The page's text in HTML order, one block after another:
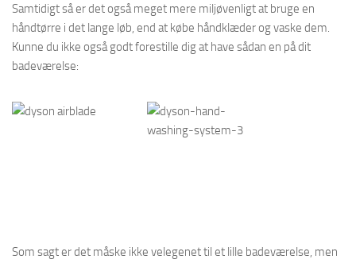
Samtidigt så er det også meget mere miljøvenligt at bruge en
håndtørre i det lange løb, end at købe håndklæder og vaske dem.
Kunne du ikke også godt forestille dig at have sådan en på dit
badeværelse:
Som sagt er det måske ikke velegenet til et lille badeværelse, men